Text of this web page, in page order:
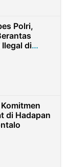
Polri,
di
di Hadapan